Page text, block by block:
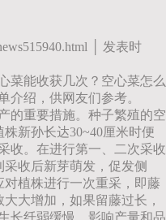
│ 发表时
菜能收获几次？空心菜怎么
介绍，供网友们参考。
的重要措施。种子繁殖的空
新孙长达30~40厘米时便
收。在进行第一、二次采收
收后新芽萌发，促发侧
植株进行一次重采，即藤
大增加，如果留藤过长，
长纤弱缓慢，影响产量和品